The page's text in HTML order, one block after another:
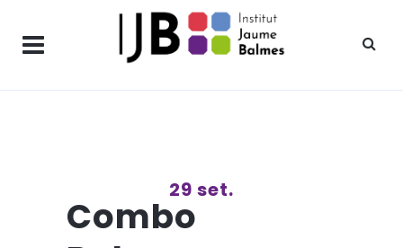
29 set.
Combo